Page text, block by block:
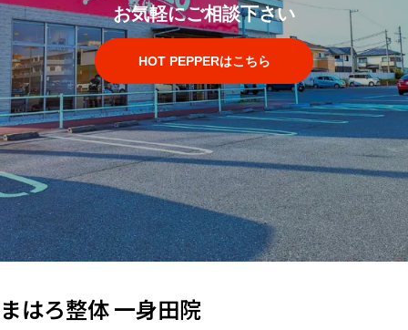
お気軽にご相談下さい
HOT PEPPERはこちら
まはろ整体 一身田院